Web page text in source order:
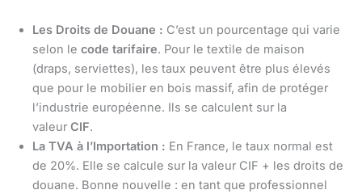
Les Droits de Douane : C’est un pourcentage qui varie
selon le code tarifaire. Pour le textile de maison
(draps, serviettes), les taux peuvent être plus élevés
que pour le mobilier en bois massif, afin de protéger
l’industrie européenne. Ils se calculent sur la
valeur CIF.
La TVA à l’Importation : En France, le taux normal est
de 20%. Elle se calcule sur la valeur CIF + les droits de
douane. Bonne nouvelle : en tant que professionnel